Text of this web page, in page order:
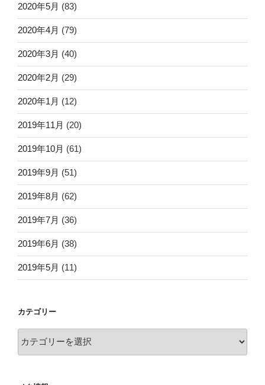
2020年5月 (83)
2020年4月 (79)
2020年3月 (40)
2020年2月 (29)
2020年1月 (12)
2019年11月 (20)
2019年10月 (61)
2019年9月 (51)
2019年8月 (62)
2019年7月 (36)
2019年6月 (38)
2019年5月 (11)
カテゴリー
テ